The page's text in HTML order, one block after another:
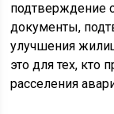
подтверждение
документы,
улучшения
это для тех, кто
расселения